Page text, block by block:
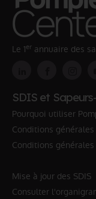
Le 1er annuaire des
SDIS et
Pourquoi utiliser
Conditions
Conditions générales
Mise à jour des SDIS
Consulter